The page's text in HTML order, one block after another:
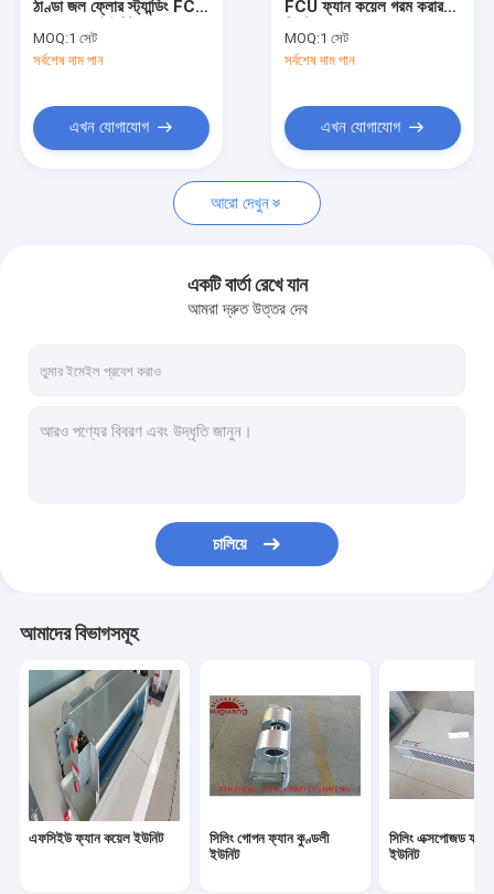
যোগাযোগ করুন
এফসিইউ ফ্যান কয়েল ইউনিট
সিলিং গোপন ফ্যান কুণ্ডলী ইউনিট
ফ্লোর স্ট্যান্ডিং ফ্যান কয়েল ইউনিট
ক্যাসেট ফ্যান কয়েল ইউনিট
এফআরপি / জিআরপি জলের ট্যাঙ্ক
ঠাণ্ডা জল ফ্লোর স্ট্যান্ডিং FCU
MOQ:1 সেট
সর্বশেষ দাম পান
এখন যোগাযোগ
FCU ফ্যান কয়েল গরম করার
MOQ:1 সেট
সর্বশেষ দাম পান
এখন যোগাযোগ
আরো দেখুন
একটি বার্তা রেখে যান
আমরা দ্রুত উত্তর দেব
চালিয়ে
আমাদের বিভাগসমূহ
এফসিইউ ফ্যান কয়েল ইউনিট
সিলিং গোপন ফ্যান কুণ্ডলী
ইউনিট
সিলিং এক্সপোজড
ইউনিট